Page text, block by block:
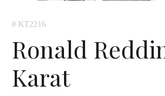
# KT2216
Ronald
Karat